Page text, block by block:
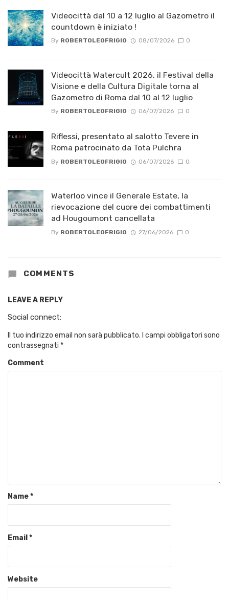
Videocittà dal 10 a 12 luglio al Gazometro il
countdown è iniziato !
By ROBERTOLEOFRIGIO 08/07/2026 0
Videocittà Watercult 2026, il Festival della
Visione e della Cultura Digitale torna al
Gazometro di Roma dal 10 al 12 luglio
By ROBERTOLEOFRIGIO 06/07/2026 0
Riflessi, presentato al salotto Tevere in
Roma patrocinato da Tota Pulchra
By ROBERTOLEOFRIGIO 06/07/2026 0
Waterloo vince il Generale Estate, la
rievocazione del cuore dei combattimenti
ad Hougoumont cancellata
By ROBERTOLEOFRIGIO 27/06/2026 0
COMMENTS
LEAVE A REPLY
Social connect:
Il tuo indirizzo email non sarà pubblicato. I campi obbligatori sono
contrassegnati *
Comment
Name*
Email*
Website